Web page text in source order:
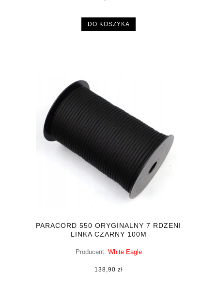
DO KOSZYKA
PARACORD 550 ORYGINALNY 7 RDZENI
LINKA CZARNY 100M
Producent: White Eagle
138,90 zł